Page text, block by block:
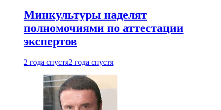
Минкультуры наделят
полномочиями по аттестации
экспертов
2 года спустя2 года спустя